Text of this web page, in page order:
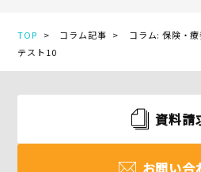
TOP コラム記事 コラム: 保険・
テスト10
資料請
お問い合